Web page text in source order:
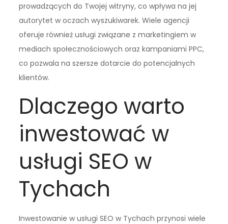
prowadzących do Twojej witryny, co wpływa na jej
autorytet w oczach wyszukiwarek. Wiele agencji
oferuje również usługi związane z marketingiem w
mediach społecznościowych oraz kampaniami PPC,
co pozwala na szersze dotarcie do potencjalnych
klientów.
Dlaczego warto
inwestować w
usługi SEO w
Tychach
Inwestowanie w usługi SEO w Tychach przynosi wiele